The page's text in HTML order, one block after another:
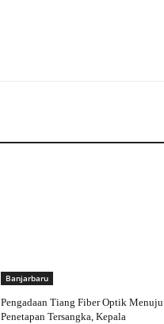
Banjarbaru
Pengadaan Tiang Fiber Optik Menuju
Penetapan Tersangka, Kepala